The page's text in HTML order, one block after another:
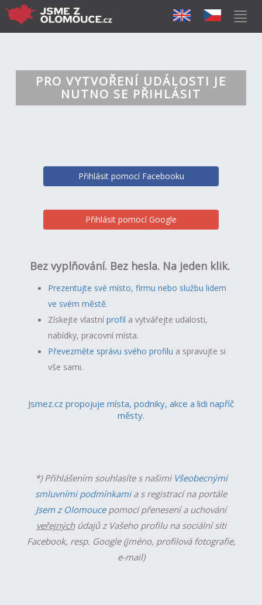
PRO VYTVOŘENÍ UDÁLOSTI JE
NUTNO SE PŘIHLÁSIT
Přihlásit pomocí Facebooku
Přihlásit pomocí Google
Bez vyplňování. Bez hesla. Na jeden klik.
Prezentujte své místo, firmu nebo službu lidem
ve svém městě.
Získejte vlastníprofil a vytvářejte udalosti,
nabídky, pracovní místa.
Převezměte správu svého profilu a spravujte si
vše sami.
Jsmez.cz propojuje místa, podniky, akce a lidi napříč
městy.
*) Přihlášením souhlasíte s našimi Všeobecnými
smluvními podmínkamia s registrací na portále
Jsem z Olomoucepomocí přenesení a uchování
veřejnýchúdajů z Vašeho profilu na sociální síti
Facebook, resp. Google (jméno, profilová fotografie,
e-mail)